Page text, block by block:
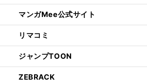
マンガMee公式サイト
リマコミ
ジャンプTOON
ZEBRACK